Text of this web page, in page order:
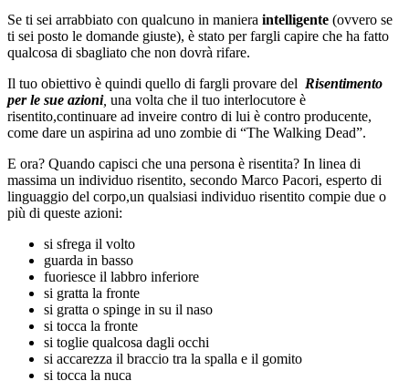
Se ti sei arrabbiato con qualcuno in maniera intelligente (ovvero se
ti sei posto le domande giuste), è stato per fargli capire che ha fatto
qualcosa di sbagliato che non dovrà rifare.
Il tuo obiettivo è quindi quello di fargli provare del Risentimento
per le sue azioni, una volta che il tuo interlocutore è
risentito,continuare ad inveire contro di lui è contro producente,
come dare un aspirina ad uno zombie di “The Walking Dead”.
E ora? Quando capisci che una persona è risentita? In linea di
massima un individuo risentito, secondo Marco Pacori, esperto di
linguaggio del corpo,un qualsiasi individuo risentito compie due o
più di queste azioni:
si sfrega il volto
guarda in basso
fuoriesce il labbro inferiore
si gratta la fronte
si gratta o spinge in su il naso
si tocca la fronte
si toglie qualcosa dagli occhi
si accarezza il braccio tra la spalla e il gomito
si tocca la nuca